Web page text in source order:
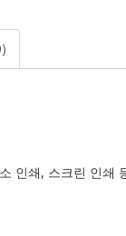
인쇄, 스크린 인